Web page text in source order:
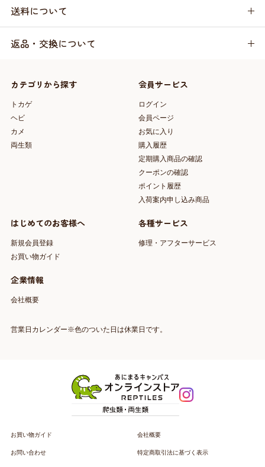
送料について
返品・交換について
カテゴリから探す
トカゲ
ヘビ
カメ
両生類
会員サービス
ログイン
会員ページ
お気に入り
購入履歴
定期購入商品の確認
クーポンの確認
ポイント履歴
入荷案内申し込み商品
はじめてのお客様へ
新規会員登録
お買い物ガイド
各種サービス
修理・アフターサービス
企業情報
会社概要
営業日カレンダー※色のついた日は休業日です。
お買い物ガイド 会社概要
お問い合わせ 特定商取引法に基づく表示